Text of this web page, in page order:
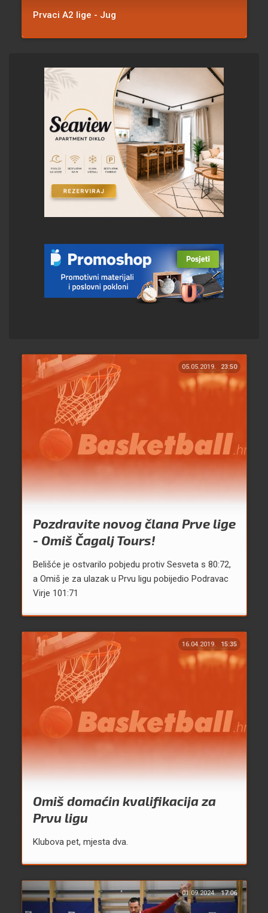
Prvaci A2 lige - Jug
05.05.2019. 23:50
Pozdravite novog člana Prve lige
- Omiš Čagalj Tours!
Belišće je ostvarilo pobjedu protiv Sesveta s 80:72,
a Omiš je za ulazak u Prvu ligu pobijedio Podravac
Virje 101:71
16.04.2019. 15:35
Omiš domaćin kvalifikacija za
Prvu ligu
Klubova pet, mjesta dva.
01.09.2024. 17:06